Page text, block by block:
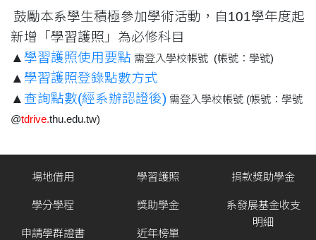
鼓勵本系學生積極參加學術活動，自101學年度起
新增「學習護照」為必修科目
▲ 學習護照使用要點 需登入學校帳號 (帳號：學號)
▲ 學習護照登錄點數方式
▲ 查詢點數(經系辦認證後) 需登入學校帳號 (帳號：學號
@tdrive.thu.edu.tw)
場地借用
學分學程
申請學群證書
學習護照
獎助學金
近年榜單
捐款獎助學金
系發展基金收支
明細